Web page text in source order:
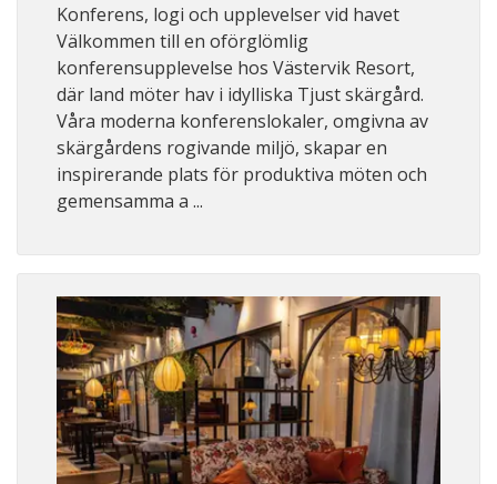
Konferens, logi och upplevelser vid havet
Välkommen till en oförglömlig
konferensupplevelse hos Västervik Resort,
där land möter hav i idylliska Tjust skärgård.
Våra moderna konferenslokaler, omgivna av
skärgårdens rogivande miljö, skapar en
inspirerande plats för produktiva möten och
gemensamma a ...